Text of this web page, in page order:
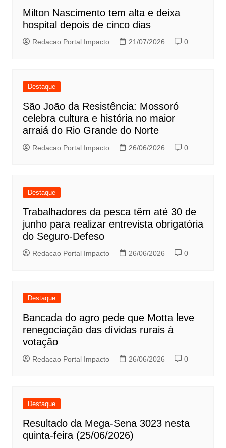
Milton Nascimento tem alta e deixa
hospital depois de cinco dias
Redacao Portal Impacto 21/07/2026 0
Destaque
São João da Resistência: Mossoró
celebra cultura e história no maior
arraiá do Rio Grande do Norte
Redacao Portal Impacto 26/06/2026 0
Destaque
Trabalhadores da pesca têm até 30 de
junho para realizar entrevista obrigatória
do Seguro-Defeso
Redacao Portal Impacto 26/06/2026 0
Destaque
Bancada do agro pede que Motta leve
renegociação das dívidas rurais à
votação
Redacao Portal Impacto 26/06/2026 0
Destaque
Resultado da Mega-Sena 3023 nesta
quinta-feira (25/06/2026)